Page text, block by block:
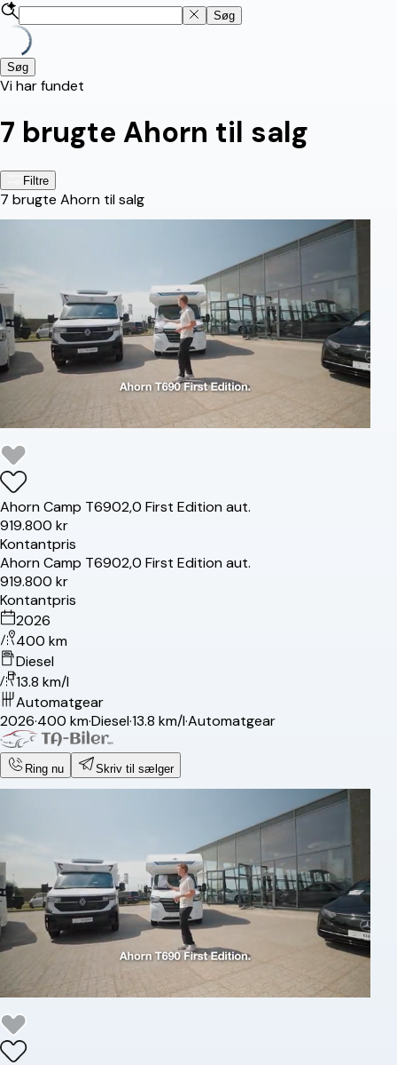
Søg
Søg
Vi har fundet
7 brugte Ahorn til salg
Filtre
7 brugte Ahorn til salg
AhornCamp T6902,0 First Edition aut.
919.800 kr
Kontantpris
AhornCamp T6902,0 First Edition aut.
919.800 kr
Kontantpris
2026
400 km
Diesel
13.8 km/l
Automatgear
2026·400 km·Diesel·13.8 km/l·Automatgear
Ring nu Skriv til sælger